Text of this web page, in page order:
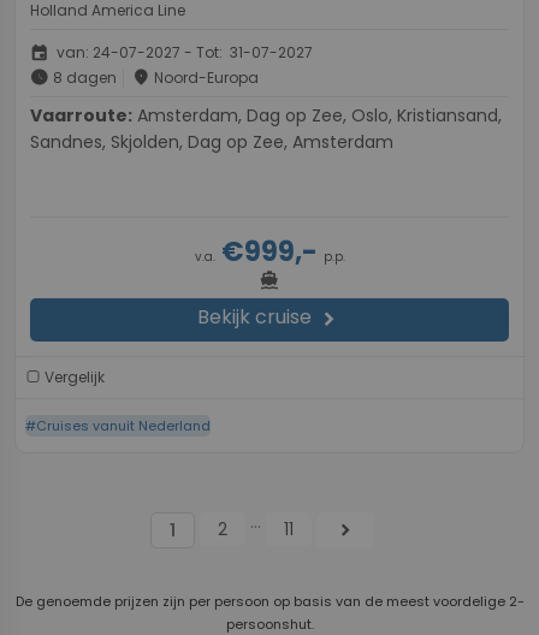
Holland America Line
event van: 24-07-2027 - Tot: 31-07-2027
schedule 8 dagen place Noord-Europa
Vaarroute:
Sandnes, Skjolden, Dag op Zee, Amsterdam
v.a.€999,- p.p.
directions_boat
Bekijk cruise chevron_right
Vergelijk
#Cruises vanuit Nederland
1 2 ... 11 chevron_right
De genoemde prijzen zijn per persoon op basis van de meest voordelige 2-
persoonshut.